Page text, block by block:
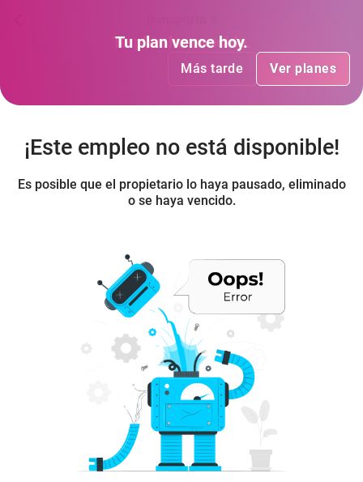
Tu plan ha vencido.
Más tarde Ver planes
Tu plan vence hoy.
Más tarde Ver planes
¡Este empleo no está disponible!
Es posible que el propietario lo haya pausado, eliminado
o se haya vencido.